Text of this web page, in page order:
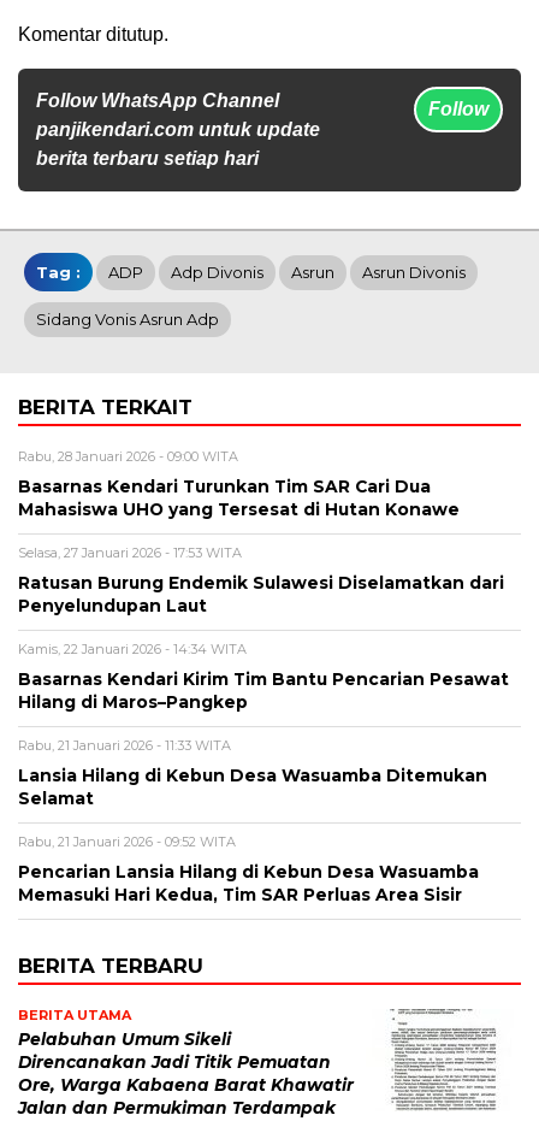
Komentar ditutup.
Follow WhatsApp Channel
panjikendari.com untuk update
berita terbaru setiap hari
Follow
Tag : ADP Adp Divonis Asrun Asrun Divonis
Sidang Vonis Asrun Adp
BERITA TERKAIT
Rabu, 28 Januari 2026 - 09:00 WITA
Basarnas Kendari Turunkan Tim SAR Cari Dua
Mahasiswa UHO yang Tersesat di Hutan Konawe
Selasa, 27 Januari 2026 - 17:53 WITA
Ratusan Burung Endemik Sulawesi Diselamatkan dari
Penyelundupan Laut
Kamis, 22 Januari 2026 - 14:34 WITA
Basarnas Kendari Kirim Tim Bantu Pencarian Pesawat
Hilang di Maros–Pangkep
Rabu, 21 Januari 2026 - 11:33 WITA
Lansia Hilang di Kebun Desa Wasuamba Ditemukan
Selamat
Rabu, 21 Januari 2026 - 09:52 WITA
Pencarian Lansia Hilang di Kebun Desa Wasuamba
Memasuki Hari Kedua, Tim SAR Perluas Area Sisir
BERITA TERBARU
BERITA UTAMA
Pelabuhan Umum Sikeli
Direncanakan Jadi Titik Pemuatan
Ore, Warga Kabaena Barat Khawatir
Jalan dan Permukiman Terdampak